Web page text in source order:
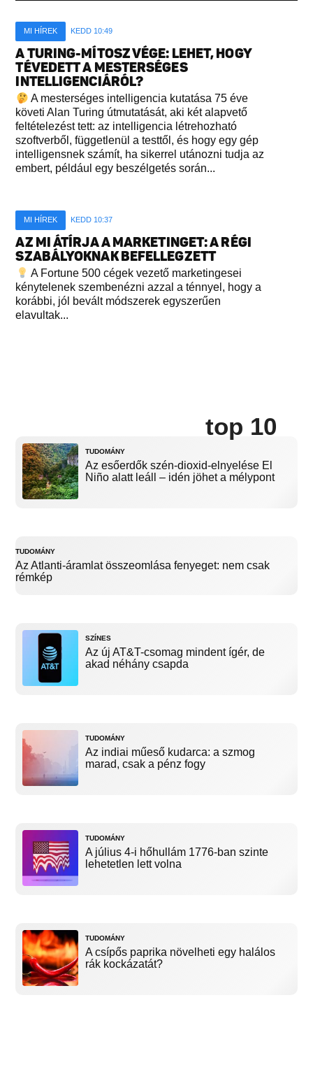
MI HÍREK KEDD 10:49
A TURING-MÍTOSZ VÉGE: LEHET, HOGY
TÉVEDETT A MESTERSÉGES
INTELLIGENCIÁRÓL?
A mesterséges intelligencia kutatása 75 éve
követi Alan Turing útmutatását, aki két alapvető
feltételezést tett: az intelligencia létrehozható
szoftverből, függetlenül a testtől, és hogy egy gép
intelligensnek számít, ha sikerrel utánozni tudja az
embert, például egy beszélgetés során...
MI HÍREK KEDD 10:37
AZ MI ÁTÍRJA A MARKETINGET: A RÉGI
SZABÁLYOKNAK BEFELLEGZETT
A Fortune 500 cégek vezető marketingesei
kénytelenek szembenézni azzal a ténnyel, hogy a
korábbi, jól bevált módszerek egyszerűen
elavultak...
top 10
TUDOMÁNY
Az esőerdők szén-dioxid-elnyelése El
Niño alatt leáll – idén jöhet a mélypont
TUDOMÁNY
Az Atlanti-áramlat összeomlása fenyeget: nem csak
rémkép
SZÍNES
Az új AT&T-csomag mindent ígér, de
akad néhány csapda
TUDOMÁNY
Az indiai műeső kudarca: a szmog
marad, csak a pénz fogy
TUDOMÁNY
A július 4-i hőhullám 1776-ban szinte
lehetetlen lett volna
TUDOMÁNY
A csípős paprika növelheti egy halálos
rák kockázatát?